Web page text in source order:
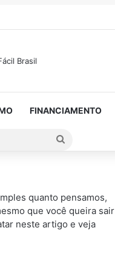
FINANCIAMENTO
quanto pensamos,
que você queira sair
neste artigo e veja